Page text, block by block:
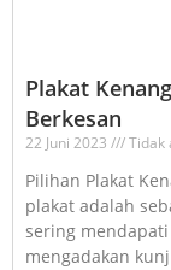
Plakat
Berkesan
22 Juni 2023 Tidak
Pilihan Plakat
plakat adalah
sering
mengadakan